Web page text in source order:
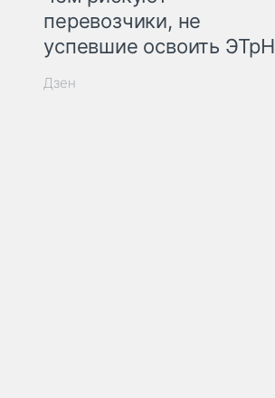
перевозчики, не
успевшие освоить ЭТрН
Дзен